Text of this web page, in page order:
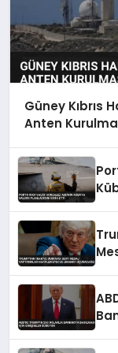
Güney Kıbrıs
Anten